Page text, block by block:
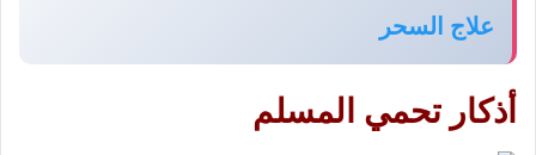
علاج السحر
أذكار تحمي المسلم